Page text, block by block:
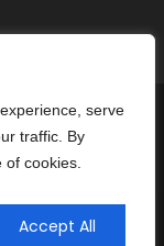
serve
traffic. By
cookies.
Accept All
os
por